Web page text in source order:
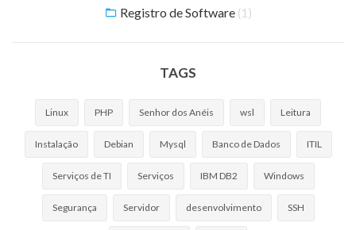
Registro de Software (1)
TAGS
Linux PHP Senhor dos Anéis wsl Leitura
Instalação Debian Mysql Banco de Dados ITIL
Serviços de TI Serviços IBM DB2 Windows
Segurança Servidor desenvolvimento SSH